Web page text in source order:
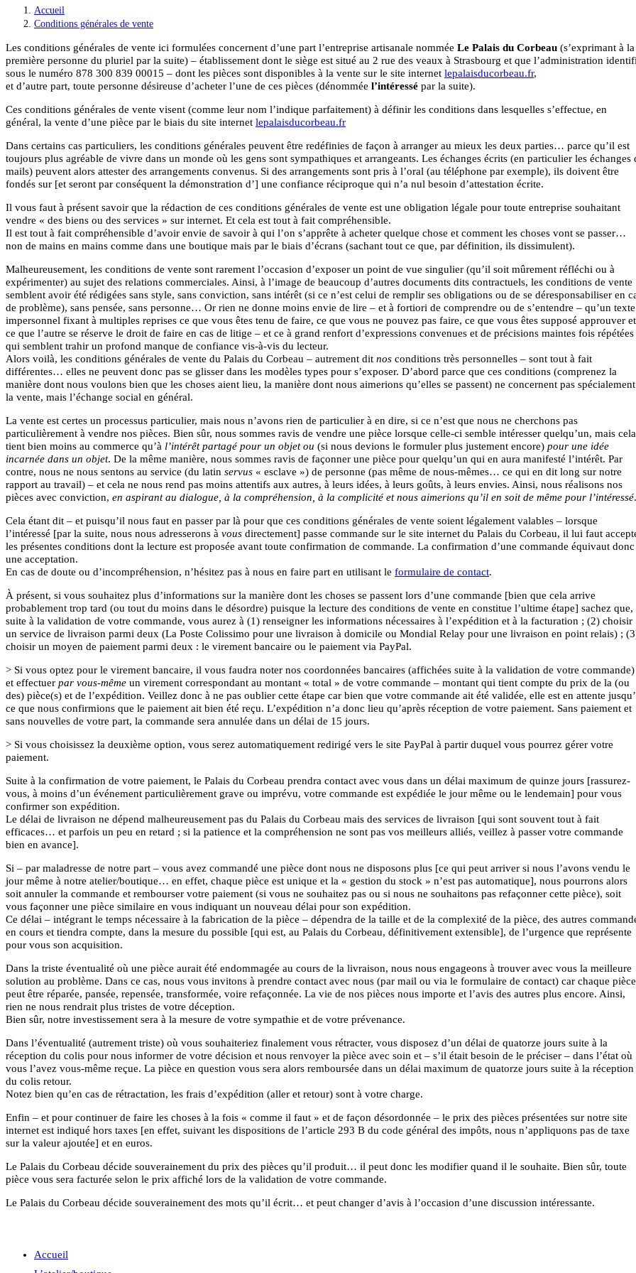
Accueil
Conditions générales de vente
Les conditions générales de vente ici formulées concernent d’une part l’entreprise artisanale nommée Le Palais du Corbeau (s’exprimant à la
première personne du pluriel par la suite) – établissement dont le siège est situé au 2 rue des veaux à Strasbourg et que l’administration
sous le numéro 878 300 839 00015 – dont les pièces sont disponibles à la vente sur le site internet lepalaisducorbeau.fr,
et d’autre part, toute personne désireuse d’acheter l’une de ces pièces (dénommée l’intéressé par la suite).
Ces conditions générales de vente visent (comme leur nom l’indique parfaitement) à définir les conditions dans lesquelles s’effectue, en
général, la vente d’une pièce par le biais du site internet lepalaisducorbeau.fr
Dans certains cas particuliers, les conditions générales peuvent être redéfinies de façon à arranger au mieux les deux parties… parce qu’il est
toujours plus agréable de vivre dans un monde où les gens sont sympathiques et arrangeants. Les échanges écrits (en particulier les échanges
mails) peuvent alors attester des arrangements convenus. Si des arrangements sont pris à l’oral (au téléphone par exemple), ils doivent être
fondés sur [et seront par conséquent la démonstration d’] une confiance réciproque qui n’a nul besoin d’attestation écrite.
Il vous faut à présent savoir que la rédaction de ces conditions générales de vente est une obligation légale pour toute entreprise souhaitant
vendre « des biens ou des services » sur internet. Et cela est tout à fait compréhensible.
Il est tout à fait compréhensible d’avoir envie de savoir à qui l’on s’apprête à acheter quelque chose et comment les choses vont se passer…
non de mains en mains comme dans une boutique mais par le biais d’écrans (sachant tout ce que, par définition, ils dissimulent).
Malheureusement, les conditions de vente sont rarement l’occasion d’exposer un point de vue singulier (qu’il soit mûrement réfléchi ou à
expérimenter) au sujet des relations commerciales. Ainsi, à l’image de beaucoup d’autres documents dits contractuels, les conditions de vente
semblent avoir été rédigées sans style, sans conviction, sans intérêt (si ce n’est celui de remplir ses obligations ou de se déresponsabiliser en
de problème), sans pensée, sans personne… Or rien ne donne moins envie de lire – et à fortiori de comprendre ou de s’entendre – qu’un texte
impersonnel fixant à multiples reprises ce que vous êtes tenu de faire, ce que vous ne pouvez pas faire, ce que vous êtes supposé approuver et
ce que l’autre se réserve le droit de faire en cas de litige – et ce à grand renfort d’expressions convenues et de précisions maintes fois répétées
qui semblent trahir un profond manque de confiance vis-à-vis du lecteur.
Alors voilà, les conditions générales de vente du Palais du Corbeau – autrement dit nos conditions très personnelles – sont tout à fait
différentes… elles ne peuvent donc pas se glisser dans les modèles types pour s’exposer. D’abord parce que ces conditions (comprenez la
manière dont nous voulons bien que les choses aient lieu, la manière dont nous aimerions qu’elles se passent) ne concernent pas spécialement
la vente, mais l’échange social en général.
La vente est certes un processus particulier, mais nous n’avons rien de particulier à en dire, si ce n’est que nous ne cherchons pas
particulièrement à vendre nos pièces. Bien sûr, nous sommes ravis de vendre une pièce lorsque celle-ci semble intéresser quelqu’un, mais cela
tient bien moins au commerce qu’à l’intérêt partagé pour un objet ou (si nous devions le formuler plus justement encore) pour une idée
incarnée dans un objet. De la même manière, nous sommes ravis de façonner une pièce pour quelqu’un qui en aura manifesté l’intérêt. Par
contre, nous ne nous sentons au service (du latin servus « esclave ») de personne (pas même de nous-mêmes… ce qui en dit long sur notre
rapport au travail) – et cela ne nous rend pas moins attentifs aux autres, à leurs idées, à leurs goûts, à leurs envies. Ainsi, nous réalisons nos
pièces avec conviction, en aspirant au dialogue, à la compréhension, à la complicité et nous aimerions qu’il en soit de même pour l’intéressé.
Cela étant dit – et puisqu’il nous faut en passer par là pour que ces conditions générales de vente soient légalement valables – lorsque
l’intéressé [par la suite, nous nous adresserons à vous directement] passe commande sur le site internet du Palais du Corbeau, il lui faut
les présentes conditions dont la lecture est proposée avant toute confirmation de commande. La confirmation d’une commande équivaut donc
une acceptation.
En cas de doute ou d’incompréhension, n’hésitez pas à nous en faire part en utilisant le formulaire de contact.
À présent, si vous souhaitez plus d’informations sur la manière dont les choses se passent lors d’une commande [bien que cela arrive
probablement trop tard (ou tout du moins dans le désordre) puisque la lecture des conditions de vente en constitue l’ultime étape] sachez que,
suite à la validation de votre commande, vous aurez à (1) renseigner les informations nécessaires à l’expédition et à la facturation ; (2) choisir
un service de livraison parmi deux (La Poste Colissimo pour une livraison à domicile ou Mondial Relay pour une livraison en point relais) ;
choisir un moyen de paiement parmi deux : le virement bancaire ou le paiement via PayPal.
> Si vous optez pour le virement bancaire, il vous faudra noter nos coordonnées bancaires (affichées suite à la validation de votre commande)
et effectuer par vous-même un virement correspondant au montant « total » de votre commande – montant qui tient compte du prix de la (ou
des) pièce(s) et de l’expédition. Veillez donc à ne pas oublier cette étape car bien que votre commande ait été validée, elle est en attente
ce que nous confirmions que le paiement ait bien été reçu. L’expédition n’a donc lieu qu’après réception de votre paiement. Sans paiement et
sans nouvelles de votre part, la commande sera annulée dans un délai de 15 jours.
> Si vous choisissez la deuxième option, vous serez automatiquement redirigé vers le site PayPal à partir duquel vous pourrez gérer votre
paiement.
Suite à la confirmation de votre paiement, le Palais du Corbeau prendra contact avec vous dans un délai maximum de quinze jours [rassurez-
vous, à moins d’un événement particulièrement grave ou imprévu, votre commande est expédiée le jour même ou le lendemain] pour vous
confirmer son expédition.
Le délai de livraison ne dépend malheureusement pas du Palais du Corbeau mais des services de livraison [qui sont souvent tout à fait
efficaces… et parfois un peu en retard ; si la patience et la compréhension ne sont pas vos meilleurs alliés, veillez à passer votre commande
bien en avance].
Si – par maladresse de notre part – vous avez commandé une pièce dont nous ne disposons plus [ce qui peut arriver si nous l’avons vendu le
jour même à notre atelier/boutique… en effet, chaque pièce est unique et la « gestion du stock » n’est pas automatique], nous pourrons alors
soit annuler la commande et rembourser votre paiement (si vous ne souhaitez pas ou si nous ne souhaitons pas refaçonner cette pièce), soit
vous façonner une pièce similaire en vous indiquant un nouveau délai pour son expédition.
Ce délai – intégrant le temps nécessaire à la fabrication de la pièce – dépendra de la taille et de la complexité de la pièce, des autres
en cours et tiendra compte, dans la mesure du possible [qui est, au Palais du Corbeau, définitivement extensible], de l’urgence que représente
pour vous son acquisition.
Dans la triste éventualité où une pièce aurait été endommagée au cours de la livraison, nous nous engageons à trouver avec vous la meilleure
solution au problème. Dans ce cas, nous vous invitons à prendre contact avec nous (par mail ou via le formulaire de contact) car chaque pièce
peut être réparée, pansée, repensée, transformée, voire refaçonnée. La vie de nos pièces nous importe et l’avis des autres plus encore. Ainsi,
rien ne nous rendrait plus tristes de votre déception.
Bien sûr, notre investissement sera à la mesure de votre sympathie et de votre prévenance.
Dans l’éventualité (autrement triste) où vous souhaiteriez finalement vous rétracter, vous disposez d’un délai de quatorze jours suite à la
réception du colis pour nous informer de votre décision et nous renvoyer la pièce avec soin et – s’il était besoin de le préciser – dans l’état où
vous l’avez vous-même reçue. La pièce en question vous sera alors remboursée dans un délai maximum de quatorze jours suite à la réception
du colis retour.
Notez bien qu’en cas de rétractation, les frais d’expédition (aller et retour) sont à votre charge.
Enfin – et pour continuer de faire les choses à la fois « comme il faut » et de façon désordonnée – le prix des pièces présentées sur notre site
internet est indiqué hors taxes [en effet, suivant les dispositions de l’article 293 B du code général des impôts, nous n’appliquons pas de taxe
sur la valeur ajoutée] et en euros.
Le Palais du Corbeau décide souverainement du prix des pièces qu’il produit… il peut donc les modifier quand il le souhaite. Bien sûr, toute
pièce vous sera facturée selon le prix affiché lors de la validation de votre commande.
Le Palais du Corbeau décide souverainement des mots qu’il écrit… et peut changer d’avis à l’occasion d’une discussion intéressante.
Accueil